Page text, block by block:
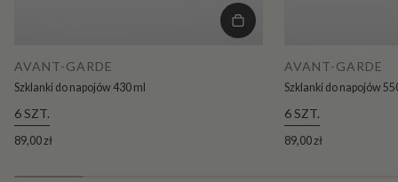
AVANT-GARDE
Szklanki do napojów 430 ml
6 SZT.
89,00 zł
AVANT-GARDE
Szklanki do napojów
6 SZT.
89,00 zł